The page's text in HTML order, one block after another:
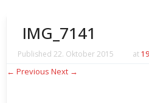
IMG_7141
Published 22. Oktober 2015 at
← Previous Next →